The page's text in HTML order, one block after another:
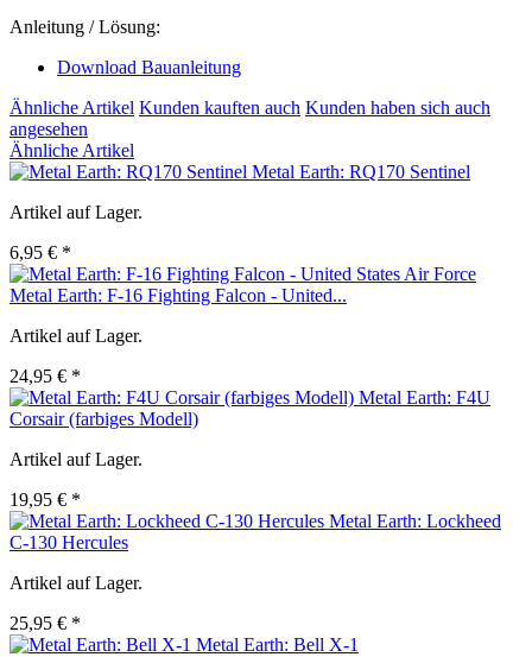
Anleitung / Lösung:
Download Bauanleitung
Ähnliche Artikel Kunden kauften auch Kunden haben sich auch
angesehen
Ähnliche Artikel
Metal Earth: RQ170 Sentinel
Artikel auf Lager.
6,95 € *
Metal Earth: F-16 Fighting Falcon - United...
Artikel auf Lager.
24,95 € *
Metal Earth: F4U
Corsair (farbiges Modell)
Artikel auf Lager.
19,95 € *
Metal Earth: Lockheed
C-130 Hercules
Artikel auf Lager.
25,95 € *
Metal Earth: Bell X-1